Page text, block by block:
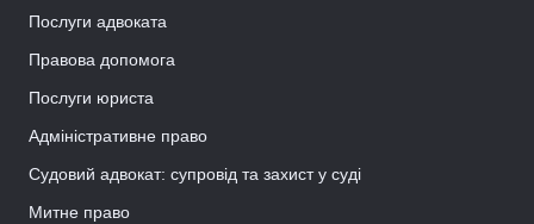
Послуги адвоката
Правова допомога
Послуги юриста
Адміністративне право
Судовий адвокат: супровід та захист у суді
Митне право